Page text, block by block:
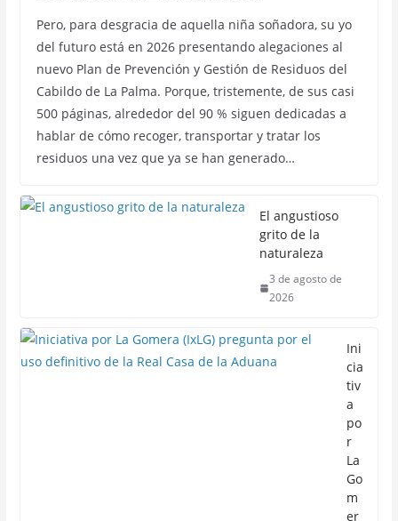
Pero, para desgracia de aquella niña soñadora, su yo
del futuro está en 2026 presentando alegaciones al
nuevo Plan de Prevención y Gestión de Residuos del
Cabildo de La Palma. Porque, tristemente, de sus casi
500 páginas, alrededor del 90 % siguen dedicadas a
hablar de cómo recoger, transportar y tratar los
residuos una vez que ya se han generado…
El angustioso
grito de la
naturaleza
3 de agosto de
2026
Ini
cia
tiv
a
po
r
La
Go
m
er